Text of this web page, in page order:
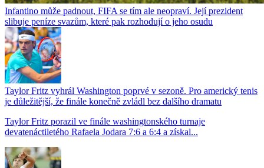
Infantino může padnout, FIFA se tím ale neopraví. Její prezident
slibuje peníze svazům, které pak rozhodují o jeho osudu
Taylor Fritz vyhrál Washington poprvé v sezoně. Pro americký tenis
je důležitější, že finále konečně zvládl bez dalšího dramatu
Taylor Fritz porazil ve finále washingtonského turnaje
devatenáctiletého Rafaela Jodara 7:6 a 6:4 a získal...